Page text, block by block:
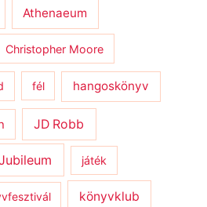
Athenaeum
Christopher Moore
fél hangoskönyv
JD Robb
játék
könyvklub